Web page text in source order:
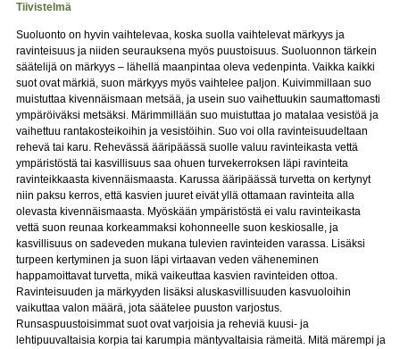
Tiivistelmä
Suoluonto on hyvin vaihtelevaa, koska suolla vaihtelevat märkyys ja
ravinteisuus ja niiden seurauksena myös puustoisuus. Suoluonnon tärkein
säätelijä on märkyys – lähellä maanpintaa oleva vedenpinta. Vaikka kaikki
suot ovat märkiä, suon märkyys myös vaihtelee paljon. Kuivimmillaan suo
muistuttaa kivennäismaan metsää, ja usein suo vaihettuukin saumattomasti
ympäröiväksi metsäksi. Märimmillään suo muistuttaa jo matalaa vesistöä ja
vaihettuu rantakosteikoihin ja vesistöihin. Suo voi olla ravinteisuudeltaan
rehevä tai karu. Rehevässä ääripäässä suolle valuu ravinteikasta vettä
ympäristöstä tai kasvillisuus saa ohuen turvekerroksen läpi ravinteita
ravinteikkaasta kivennäismaasta. Karussa ääripäässä turvetta on kertynyt
niin paksu kerros, että kasvien juuret eivät yllä ottamaan ravinteita alla
olevasta kivennäismaasta. Myöskään ympäristöstä ei valu ravinteikasta
vettä suon reunaa korkeammaksi kohonneelle suon keskiosalle, ja
kasvillisuus on sadeveden mukana tulevien ravinteiden varassa. Lisäksi
turpeen kertyminen ja suon läpi virtaavan veden väheneminen
happamoittavat turvetta, mikä vaikeuttaa kasvien ravinteiden ottoa.
Ravinteisuuden ja märkyyden lisäksi aluskasvillisuuden kasvuoloihin
vaikuttaa valon määrä, jota säätelee puuston varjostus.
Runsaspuustoisimmat suot ovat varjoisia ja reheviä kuusi- ja
lehtipuuvaltaisia korpia tai karumpia mäntyvaltaisia rämeitä. Mitä märempi ja